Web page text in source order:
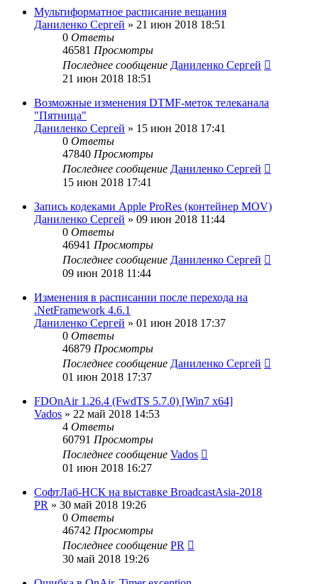
Мультиформатное расписание вещания
Даниленко Сергей » 21 июн 2018 18:51
0 Ответы
46581 Просмотры
Последнее сообщение Даниленко Сергей
21 июн 2018 18:51
Возможные изменения DTMF-меток телеканала
"Пятница"
Даниленко Сергей » 15 июн 2018 17:41
0 Ответы
47840 Просмотры
Последнее сообщение Даниленко Сергей
15 июн 2018 17:41
Запись кодеками Apple ProRes (контейнер MOV)
Даниленко Сергей » 09 июн 2018 11:44
0 Ответы
46941 Просмотры
Последнее сообщение Даниленко Сергей
09 июн 2018 11:44
Изменения в расписании после перехода на
.NetFramework 4.6.1
Даниленко Сергей » 01 июн 2018 17:37
0 Ответы
46879 Просмотры
Последнее сообщение Даниленко Сергей
01 июн 2018 17:37
FDOnAir 1.26.4 (FwdTS 5.7.0) [Win7 x64]
Vados » 22 май 2018 14:53
4 Ответы
60791 Просмотры
Последнее сообщение Vados
01 июн 2018 16:27
СофтЛаб-НСК на выставке BroadcastAsia-2018
PR » 30 май 2018 19:26
0 Ответы
46742 Просмотры
Последнее сообщение PR
30 май 2018 19:26